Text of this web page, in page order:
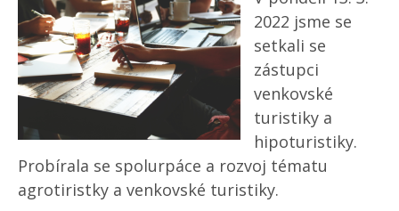
2022 jsme se
setkali se
zástupci
venkovské
turistiky a
hipoturistiky.
Probírala se spolurpáce a rozvoj tématu
agrotiristky a venkovské turistiky.